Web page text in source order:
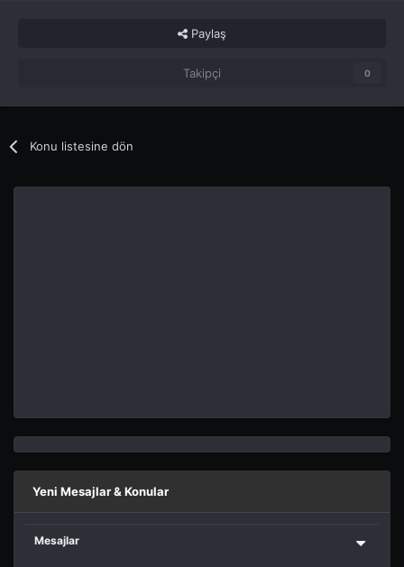
Paylaş
Takipçi 0
Konu listesine dön
Yeni Mesajlar & Konular
Mesajlar